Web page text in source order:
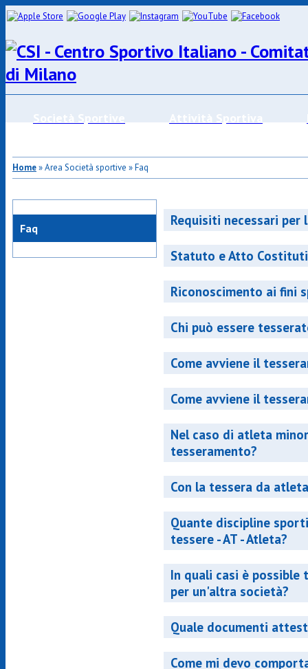
Società Sportive Attività Sportiva
Home» Area Società sportive » Faq
Faq
Requisiti necessari per
Statuto e Atto
Riconoscimento ai fini
Chi può essere
Come avviene il
Come avviene il
Nel caso di atleta
tesseramento?
Con la tessera da
Quante discipline
tessere - AT - Atleta?
In quali casi è possible
per un'altra società?
Quale documenti
Come mi devo